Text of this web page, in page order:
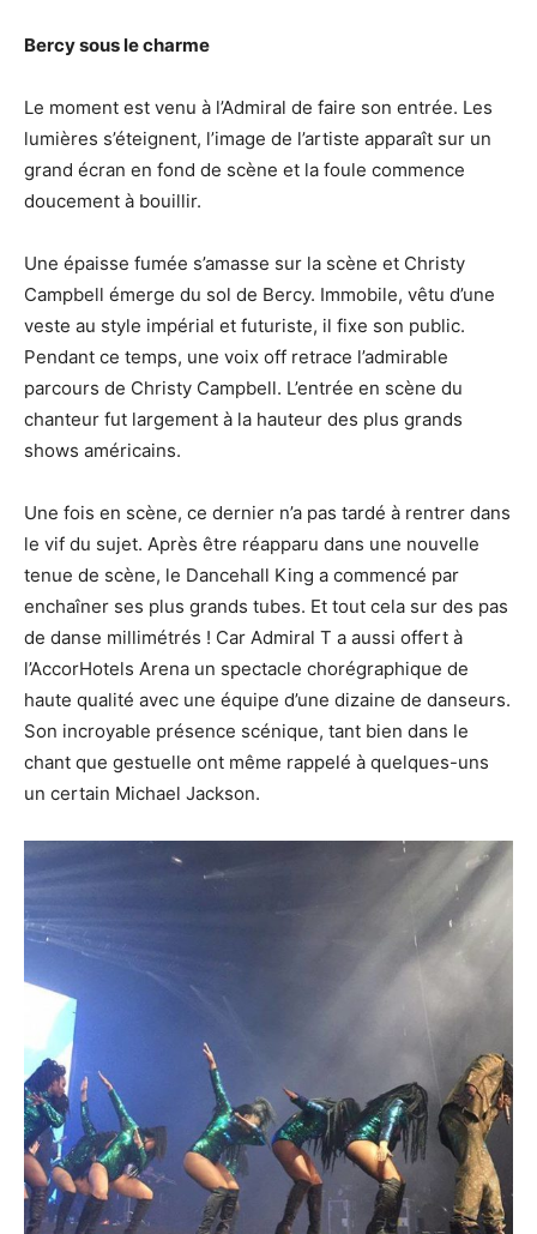
Bercy sous le charme
Le moment est venu à l’Admiral de faire son entrée. Les
lumières s’éteignent, l’image de l’artiste apparaît sur un
grand écran en fond de scène et la foule commence
doucement à bouillir.
Une épaisse fumée s’amasse sur la scène et Christy
Campbell émerge du sol de Bercy. Immobile, vêtu d’une
veste au style impérial et futuriste, il fixe son public.
Pendant ce temps, une voix off retrace l’admirable
parcours de Christy Campbell. L’entrée en scène du
chanteur fut largement à la hauteur des plus grands
shows américains.
Une fois en scène, ce dernier n’a pas tardé à rentrer dans
le vif du sujet. Après être réapparu dans une nouvelle
tenue de scène, le Dancehall King a commencé par
enchaîner ses plus grands tubes. Et tout cela sur des pas
de danse millimétrés ! Car Admiral T a aussi offert à
l’AccorHotels Arena un spectacle chorégraphique de
haute qualité avec une équipe d’une dizaine de danseurs.
Son incroyable présence scénique, tant bien dans le
chant que gestuelle ont même rappelé à quelques-uns
un certain Michael Jackson.